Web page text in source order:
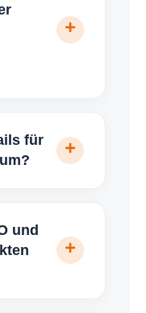
für
und